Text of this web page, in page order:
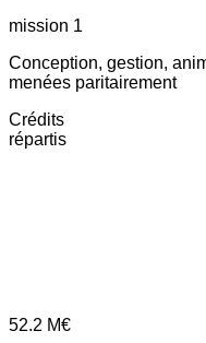
mission 1
Conception, gestion,
menées paritairement
Crédits
répartis
52.2 M€